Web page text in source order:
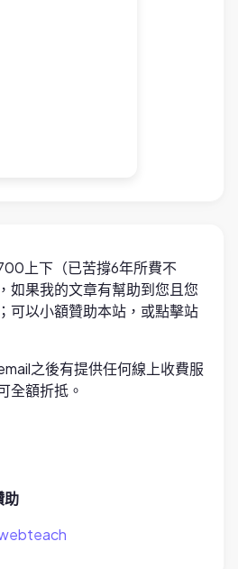
上下（已苦撐6年所費不
如果我的文章有幫助到您且您
可以小額贊助本站，或點擊站
之後有提供任何線上收費服
全額折抵。
助